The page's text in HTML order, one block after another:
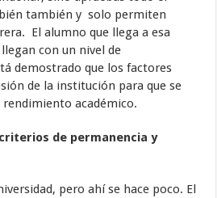
también y solo permiten
El alumno que llega a esa
con un nivel de
demostrado que los factores
de la institución para que se
académico.
de permanencia y
pero ahí se hace poco. El